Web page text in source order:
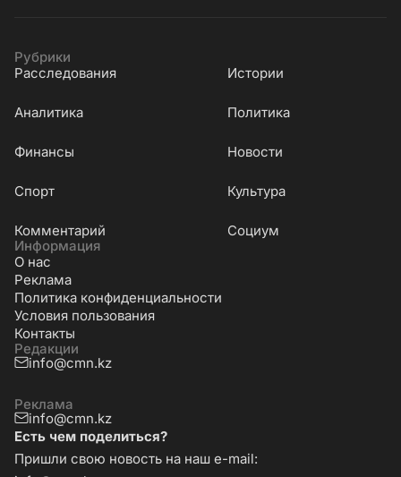
Рубрики
Расследования
Истории
Аналитика Политика
Финансы Новости
Cпорт Культура
Комментарий
Социум
Информация
О нас
Реклама
Политика конфиденциальности
Условия пользования
Контакты
Редакции
info@cmn.kz
Реклама
info@cmn.kz
Есть чем поделиться?
Пришли свою новость на наш e-mail: